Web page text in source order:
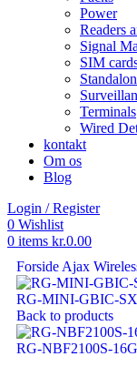
Power
Readers
Signal
SIM
Terminals
Wired
kontakt
Om os
Blog
Login / Register
0 Wishlist
0 items kr.0.00
Forside Ajax
RG-MINI-GBIC-
Back to products
RG-NBF2100S-